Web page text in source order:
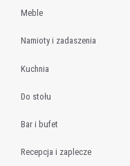
Meble
Namioty i zadaszenia
Kuchnia
Do stołu
Bar i bufet
Recepcja i zaplecze